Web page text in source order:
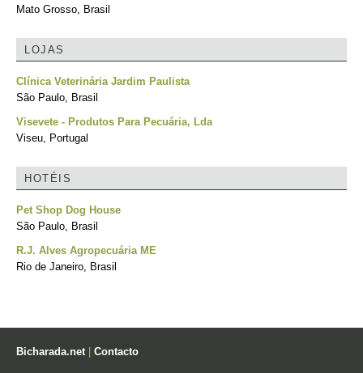
Mato Grosso, Brasil
LOJAS
Clínica Veterinária Jardim Paulista
São Paulo, Brasil
Visevete - Produtos Para Pecuária, Lda
Viseu, Portugal
HOTÉIS
Pet Shop Dog House
São Paulo, Brasil
R.J. Alves Agropecuária ME
Rio de Janeiro, Brasil
Bicharada.net| Contacto